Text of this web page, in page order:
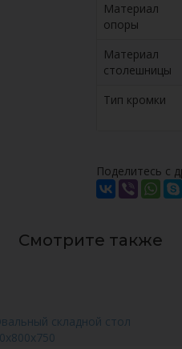
Материал
опоры
Материал
столешницы
Тип кромки
Поделитесь с
Смотрите также